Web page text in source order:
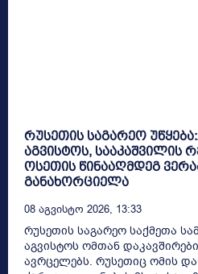
რუსეთის საგარეო
აგვისტოს, სააკაშვილის
ოსეთის წინააღმდეგ
განახორციელა
08 Აგვისტო 2026, 13:33
რუსეთის საგარეო საქმეთა
აგვისტოს ომთან
ავრცელებს. რუსეთიც ომის